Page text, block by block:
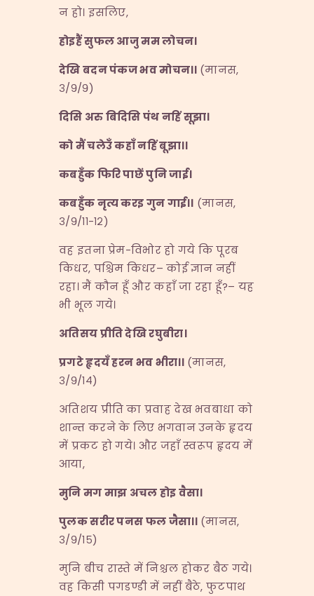
न हो। इसलिए,
होइहैंसुफलआजुममलोचन।
देखिबदनपंकजभवमोचन।। (मानस,
३/९/९)
दिसि अरुबिदिसिपंथनहिंसूझा।
कोमैंचलेउँकहाँनहिंबूझा।।
कबहुँकफिरिपाछेंपुनिजाई।
कबहुँकनृत्यकरइगुनगाई।। (मानस,
३/९/११-१२)
वह इतना प्रेम-विभोर हो गये कि पूरब
किधर, पश्चिम किधर– कोई ज्ञान नहीं
रहा। मैं कौन हूँ और कहाँ जा रहा हूँ?– यह
भी भूल गये।
अतिसयप्रीतिदेखिरघुबीरा।
प्रगटेहृदयँहरनभवभीरा।। (मानस,
३/९/१४)
अतिशय प्रीति का प्रवाह देख भवबाधा को
शान्त करने के लिए भगवान उनके हृदय
में प्रकट हो गये। और जहाँ स्वरूप हृदय में
आया,
मुनिमगमाझ अचलहोइवैसा।
पुलकसरीरपनसफलजैसा।। (मानस,
३/९/१५)
मुनि बीच रास्ते में निश्चल होकर बैठ गये।
वह किसी पगडण्डी में नहीं बैठे, फुटपाथ